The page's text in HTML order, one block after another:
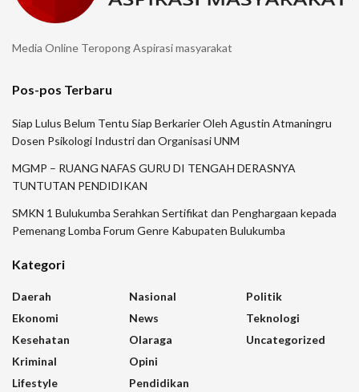
Media Online Teropong Aspirasi masyarakat
Pos-pos Terbaru
Siap Lulus Belum Tentu Siap Berkarier Oleh Agustin Atmaningru
Dosen Psikologi Industri dan Organisasi UNM
MGMP – RUANG NAFAS GURU DI TENGAH DERASNYA
TUNTUTAN PENDIDIKAN
SMKN 1 Bulukumba Serahkan Sertifikat dan Penghargaan kepada
Pemenang Lomba Forum Genre Kabupaten Bulukumba
Kategori
Daerah
Ekonomi
Kesehatan
Kriminal
Lifestyle
Nasional
News
Olaraga
Opini
Pendidikan
Politik
Teknologi
Uncategorized